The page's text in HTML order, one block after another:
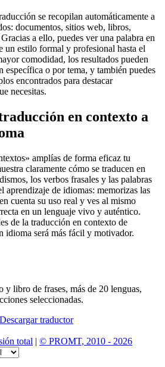
se recopilan automáticamente a
documentos, sitios web, libros,
a ello, puedes ver una palabra en
un estilo formal y profesional hasta el
comodidad, los resultados pueden
específica o por tema, y también puedes
encontrados para destacar
necesitas.
en contexto a
amplías de forma eficaz tu
claramente cómo se traducen en
los verbos frasales y las palabras
aprendizaje de idiomas: memorizas las
cuenta su uso real y ves al mismo
en un lenguaje vivo y auténtico.
de la traducción en contexto de
idioma será más fácil y motivador.
y libro de frases, más de 20 lenguas,
seleccionadas.
total | © PROMT, 2010 - 2026